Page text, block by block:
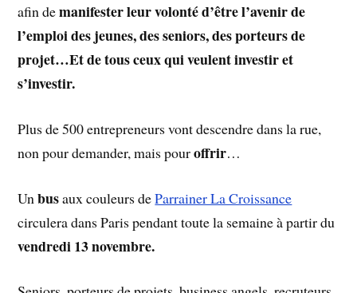
afin demanifester leur volonté d’être l’avenir de
l’emploi des jeunes, des seniors, des porteurs de
projet…Et de tous ceux qui veulent investir et
s’investir.
Plus de 500 entrepreneurs vont descendre dans la rue,
non pour demander, mais pouroffrir…
Unbusaux couleurs deParrainer La Croissance
circulera dans Paris pendant toute la semaine à partir du
vendredi 13 novembre.